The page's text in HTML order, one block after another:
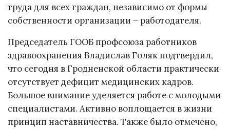
труда для всех граждан, независимо от формы
собственности организации – работодателя.
Председатель ГООБ профсоюза работников
здравоохранения Владислав Голяк подтвердил,
что сегодня в Гродненской области практически
отсутствует дефицит медицинских кадров.
Большое внимание уделяется работе с молодыми
специалистами. Активно воплощается в жизни
принцип наставничества. Также было отмечено,